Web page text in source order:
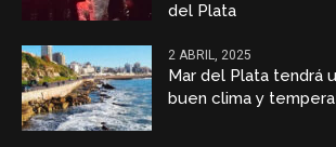
del Plata
2 ABRIL, 2025
Mar del Plata tendrá
buen clima y